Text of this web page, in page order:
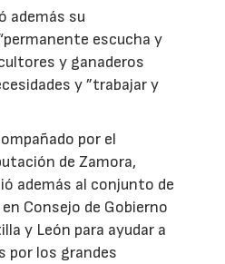
además su
escucha y
y ganaderos
y ”trabajar y
por el
de Zamora,
además al conjunto de
Consejo de Gobierno
y León para ayudar a
por los grandes